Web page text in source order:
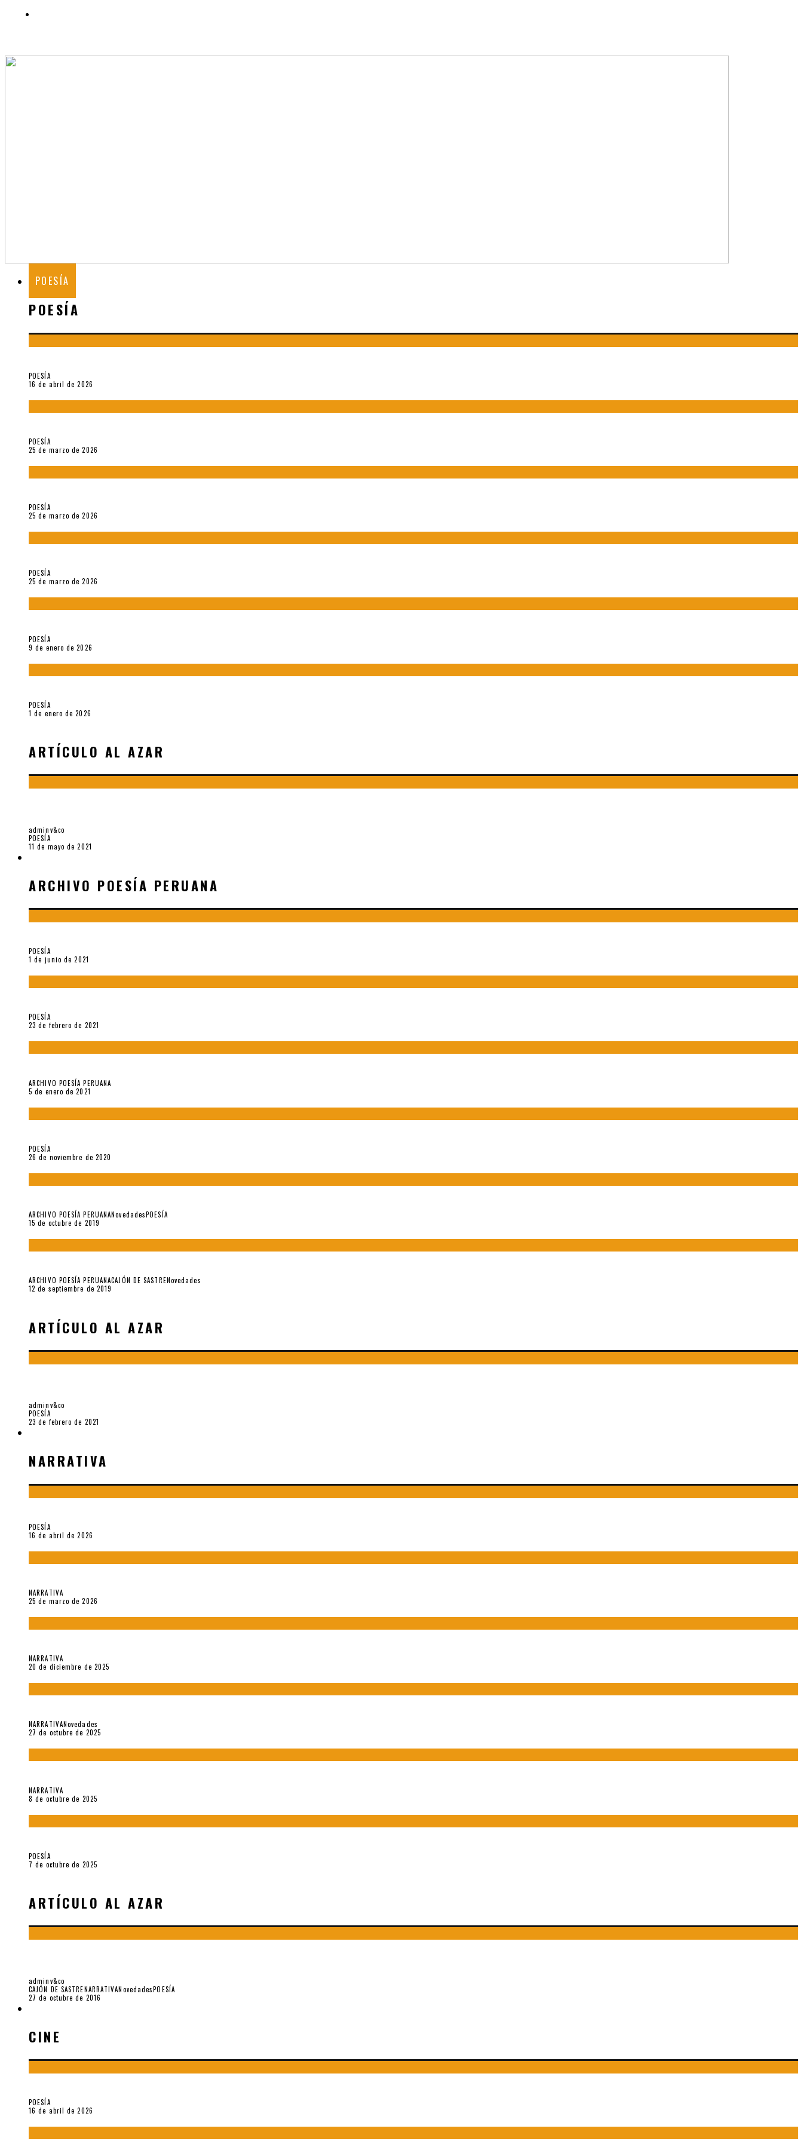
POESÍA
POESÍA
POESÍA
16 de abril de 2026
POESÍA
25 de marzo de 2026
POESÍA
25 de marzo de 2026
POESÍA
25 de marzo de 2026
POESÍA
9 de enero de 2026
POESÍA
1 de enero de 2026
ARTÍCULO AL AZAR
adminv&co
POESÍA
11 de mayo de 2021
ARCHIVO POESÍA PERUANA
POESÍA
1 de junio de 2021
POESÍA
23 de febrero de 2021
ARCHIVO POESÍA PERUANA
5 de enero de 2021
POESÍA
26 de noviembre de 2020
ARCHIVO POESÍA PERUANANovedadesPOESÍA
15 de octubre de 2019
ARCHIVO POESÍA PERUANACAJÓN DE SASTRENovedades
12 de septiembre de 2019
ARTÍCULO AL AZAR
adminv&co
POESÍA
23 de febrero de 2021
NARRATIVA
POESÍA
16 de abril de 2026
NARRATIVA
25 de marzo de 2026
NARRATIVA
20 de diciembre de 2025
NARRATIVANovedades
27 de octubre de 2025
NARRATIVA
8 de octubre de 2025
POESÍA
7 de octubre de 2025
ARTÍCULO AL AZAR
adminv&co
CAJÓN DE SASTRENARRATIVANovedadesPOESÍA
27 de octubre de 2016
CINE
POESÍA
16 de abril de 2026